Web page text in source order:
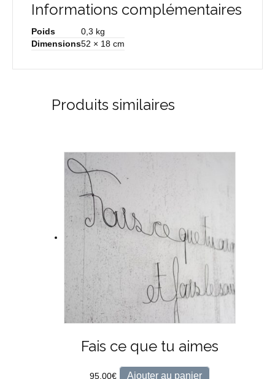
Informations complémentaires
Poids
0,3 kg
Dimensions52 × 18 cm
Produits similaires
Fais ce que tu aimes
95,00€ Ajouter au panier